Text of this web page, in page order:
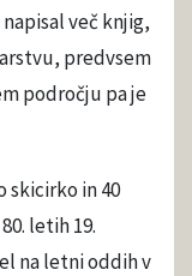
več knjig,
predvsem
področju pa je
skicirko in 40
letih 19.
na letni oddih v